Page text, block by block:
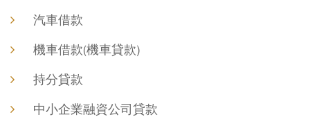
汽車借款
機車借款(機車貸款)
持分貸款
中小企業融資公司貸款